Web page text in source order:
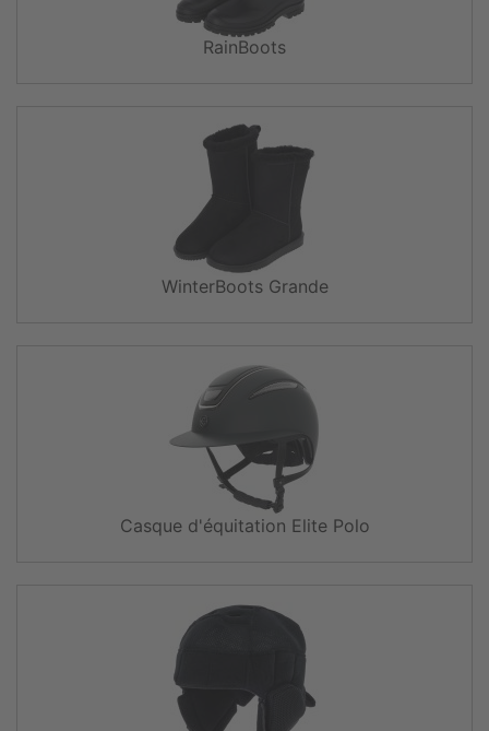
RainBoots
WinterBoots Grande
Casque d'équitation Elite Polo